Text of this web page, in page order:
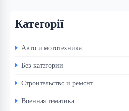
Категорії
Авто и мототехника
Без категории
Строительство и ремонт
Военная тематика